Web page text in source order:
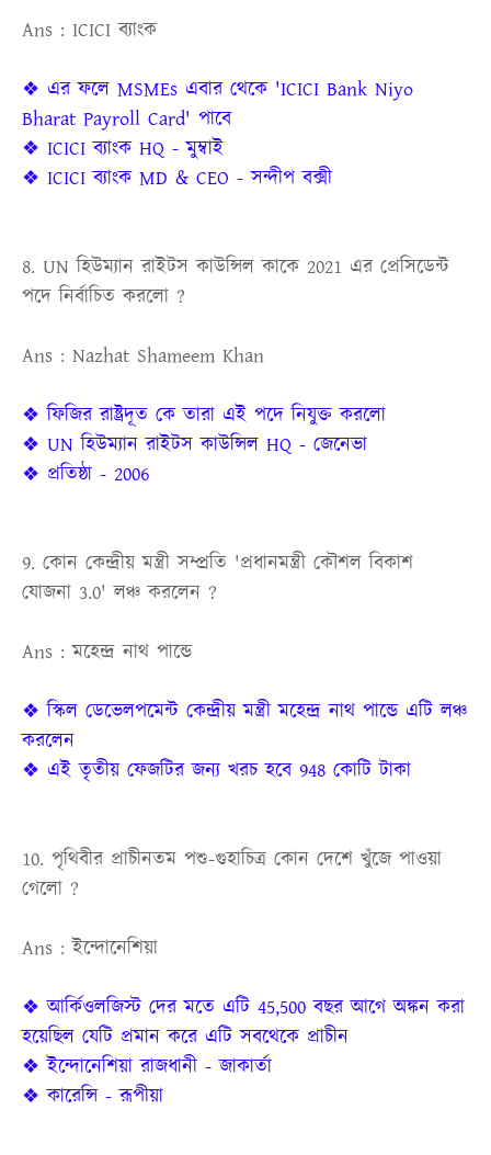
Ans : ICICI ব্যাংক
❖ এর ফলে MSMEs এবার থেকে 'ICICI Bank Niyo
Bharat Payroll Card' পাবে
❖ ICICI ব্যাংক HQ - মুম্বাই
❖ ICICI ব্যাংক MD & CEO - সন্দীপ বক্সী
8. UN হিউম্যান রাইটস কাউন্সিল কাকে 2021 এর প্রেসিডেন্ট
পদে নির্বাচিত করলো ?
Ans : Nazhat Shameem Khan
❖ ফিজির রাষ্ট্রদূত কে তারা এই পদে নিযুক্ত করলো
❖ UN হিউম্যান রাইটস কাউন্সিল HQ - জেনেভা
❖ প্রতিষ্ঠা - 2006
9. কোন কেন্দ্রীয় মন্ত্রী সম্প্রতি 'প্রধানমন্ত্রী কৌশল বিকাশ
যোজনা 3.0' লঞ্চ করলেন ?
Ans : মহেন্দ্র নাথ পান্ডে
❖ স্কিল ডেভেলপমেন্ট কেন্দ্রীয় মন্ত্রী মহেন্দ্র নাথ পান্ডে এটি লঞ্চ
করলেন
❖ এই তৃতীয় ফেজটির জন্য খরচ হবে 948 কোটি টাকা
10. পৃথিবীর প্রাচীনতম পশু-গুহাচিত্র কোন দেশে খুঁজে পাওয়া
গেলো ?
Ans : ইন্দোনেশিয়া
❖ আর্কিওলজিস্ট দের মতে এটি 45,500 বছর আগে অঙ্কন করা
হয়েছিল যেটি প্রমান করে এটি সবথেকে প্রাচীন
❖ ইন্দোনেশিয়া রাজধানী - জাকার্তা
❖ কারেন্সি - রূপীয়া